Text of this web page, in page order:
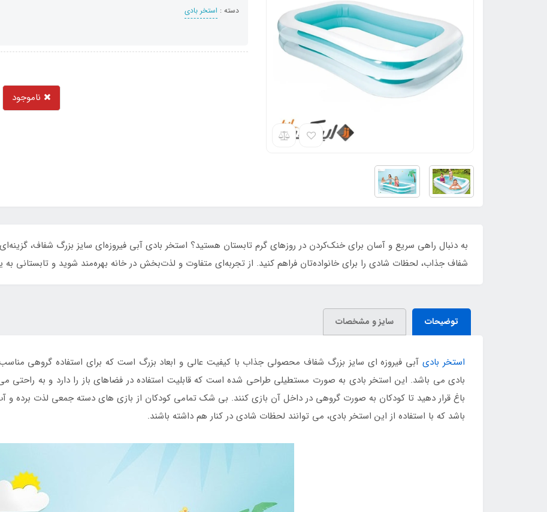
دسته : استخر بادی
ناموجود
به دنبال راهی سریع و آسان برای خنک‌کردن در روزهای گرم تابستان هستید؟ استخر بادی آبی فیروزه‌ای سایز بزرگ شفاف،
شفاف جذاب، لحظات شادی را برای خانواده‌تان فراهم کنید. از تجربه‌ای متفاوت و لذت‌بخش در خانه بهره‌مند شوید و تابستانی به
توضیحات سایز و مشخصات
استخر بادیآبی فیروزه ای سایز بزرگ شفاف محصولی جذاب با کیفیت عالی و ابعاد بزرگ است که برای استفاده گروهی
بادی می باشد. این استخر بادی به صورت مستطیلی طراحی شده است که قابلیت استفاده در فضاهای باز را دارد و به راحتی
باغ قرار دهید تا کودکان به صورت گروهی در داخل آن بازی کنند. بی شک تمامی کودکان از بازی های دسته جمعی لذت برده و
باشد که با استفاده از این استخر بادی، می توانند لحظات شادی در کنار هم داشته باشند.